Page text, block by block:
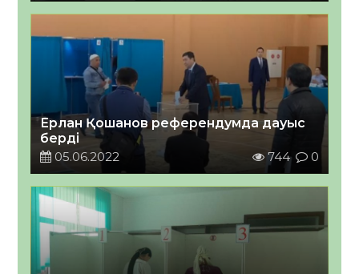
Ерлан Қошанов референдумда дауыс
берді
05.06.2022
744 0